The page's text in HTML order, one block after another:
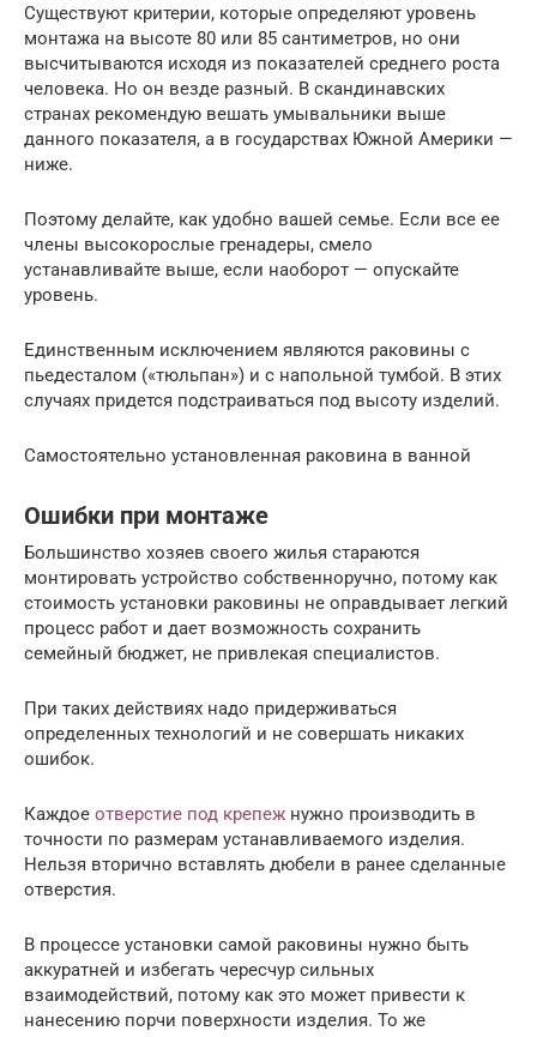
Существуют критерии, которые определяют уровень
монтажа на высоте 80 или 85 сантиметров, но они
высчитываются исходя из показателей среднего роста
человека. Но он везде разный. В скандинавских
странах рекомендую вешать умывальники выше
данного показателя, а в государствах Южной Америки —
ниже.
Поэтому делайте, как удобно вашей семье. Если все ее
члены высокорослые гренадеры, смело
устанавливайте выше, если наоборот — опускайте
уровень.
Единственным исключением являются раковины с
пьедесталом («тюльпан») и с напольной тумбой. В этих
случаях придется подстраиваться под высоту изделий.
Самостоятельно установленная раковина в ванной
Ошибки при монтаже
Большинство хозяев своего жилья стараются
монтировать устройство собственноручно, потому как
стоимость установки раковины не оправдывает легкий
процесс работ и дает возможность сохранить
семейный бюджет, не привлекая специалистов.
При таких действиях надо придерживаться
определенных технологий и не совершать никаких
ошибок.
Каждое отверстие под крепеж нужно производить в
точности по размерам устанавливаемого изделия.
Нельзя вторично вставлять дюбели в ранее сделанные
отверстия.
В процессе установки самой раковины нужно быть
аккуратней и избегать чересчур сильных
взаимодействий, потому как это может привести к
нанесению порчи поверхности изделия. То же